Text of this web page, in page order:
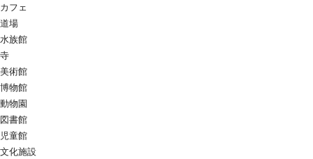
カフェ
道場
水族館
寺
美術館
博物館
動物園
図書館
児童館
文化施設